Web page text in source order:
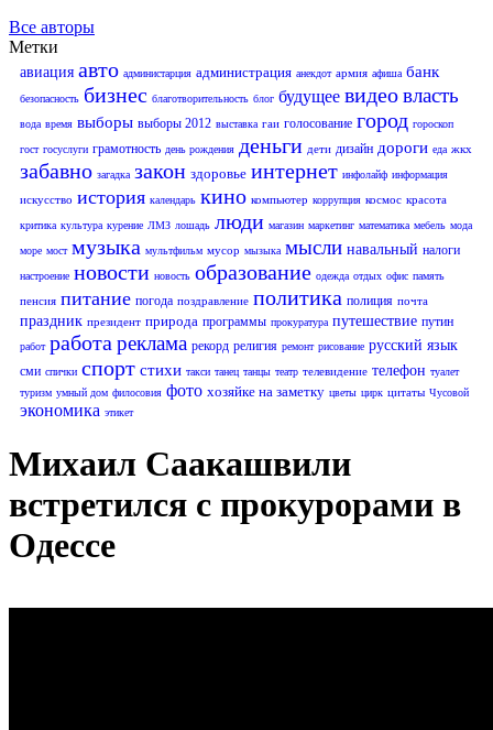
Все авторы
Метки
авиация авто администарция администрация анекдот армия афиша банк
безопасность бизнес благотворительность блог будущее видеовласть
вода время выборы выборы 2012 выставка гаи голосование город гороскоп
гост госуслуги грамотность день рождения деньги дети дизайн дороги еда жкх
забавно загадка закон здоровье интернет инфолайф информация
искусство история календарь кино компьютер коррупция космос красота
критика культура курение ЛМЗ лошадь люди магазин маркетинг математика мебель мода
море мост музыка мультфильм мусор мызыка мысли навальный налоги
настроение новости новость образование одежда отдых офис память
пенсия питание погода поздравление политика полиция почта
праздник президент природа программы прокуратура путешествие путин
работ работа реклама рекорд религия ремонт рисование русский язык
сми спички спорт стихи такси танец танцы театр телевидение телефон туалет
туризм умный дом филосовия фото хозяйке на заметку цветы цирк цитаты Чусовой
экономика этикет
Михаил Саакашвили
встретился с прокурорами в
Одессе